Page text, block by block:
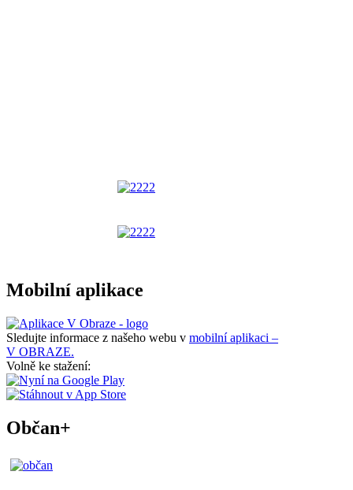
Mobilní aplikace
Sledujte informace z našeho webu v mobilní aplikaci –
V OBRAZE.
Volně ke stažení:
Občan+